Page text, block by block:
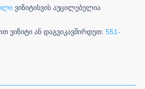
ვიზიტისვის აუცილებელია
ვიზიტი ან დაგვიკავშირდეთ:551-